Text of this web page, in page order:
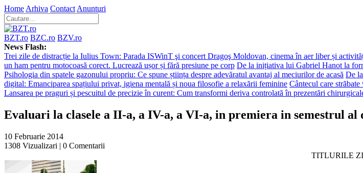
Home Arhiva Contact Anunturi
BZT.ro BZC.ro BZV.ro
News Flash:
Trei zile de distracție la Iulius Town: Parada ISWinT şi concert Dragoş Moldovan, cinema în aer liber și
un ham pentru motocoasă corect. Lucrează ușor și fără presiune pe corp De la inițiativa lui Gabriel Hanot la
Psihologia din spatele gazonului propriu: Ce spune știința despre adevăratul avantaj al meciurilor de acasă De
digital: Emanciparea spațiului privat, igiena mentală și noua filosofie a relaxării feminine Cântecul care
Lansarea pe praguri și pescuitul de precizie în curent: Cum transformi deriva controlată în prezentări
Evaluari la clasele a II-a, a IV-a, a VI-a, in premiera in semestrul al
10 Februarie 2014
1308 Vizualizari | 0 Comentarii
TITLURILE